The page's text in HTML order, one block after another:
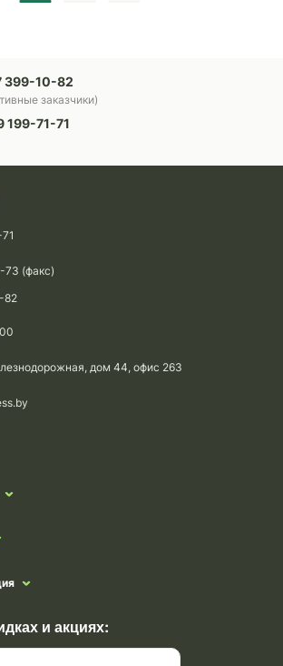
399-10-82
заказчики)
199-71-71
73 (факс)
82
дом 44, офис 263
и акциях: